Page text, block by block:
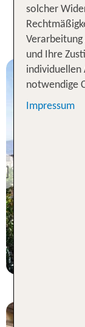
Unsere
Nächte
Previous
solcher
Verarbeitung
und Ihre
individuellen
notwendige
Impressum